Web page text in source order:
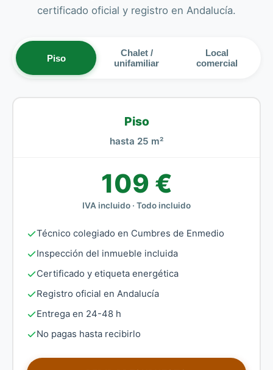
certificado oficial y registro en Andalucía.
Piso
Chalet /
unifamiliar
Local
comercial
Piso
hasta 25 m²
109 €
IVA incluido · Todo incluido
Técnico colegiado en Cumbres de Enmedio
Inspección del inmueble incluida
Certificado y etiqueta energética
Registro oficial en Andalucía
Entrega en 24-48 h
No pagas hasta recibirlo